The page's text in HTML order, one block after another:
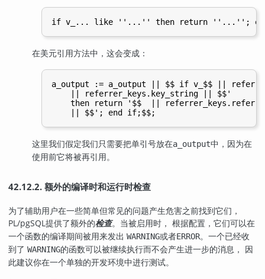
在美元引用方法中，这会变成：
a_output := a_output || $$ if v_$$ ||
    || referrer_keys.key_string || $$'
then return '$$  ||
这里我们假定我们只需要把单引号放在a_output中，因为在
使用前它将被再引用。
42.12.2. 额外的编译时和运行时检查
为了辅助用户在一些简单但常见的问题产生危害之前找到它们，
PL/pgSQL提供了额外的检查。当被启用时， 根据配置，它们可以在
一个函数的编译期间被用来发出 WARNING或者ERROR。一个已经收
到了 WARNING的函数可以被继续执行而不会产生进一步的消息， 因
此建议你在一个单独的开发环境中进行测试。